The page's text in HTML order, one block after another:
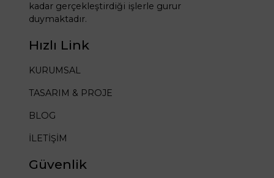
kadar gerçekleştirdiği işlerle gurur
duymaktadır.
Hızlı Link
KURUMSAL
TASARIM & PROJE
BLOG
İLETİŞİM
Güvenlik